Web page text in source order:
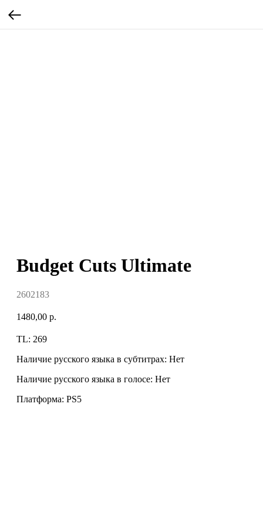
Budget Cuts Ultimate
2602183
1480,00 р.
TL: 269
Наличие русского языка в субтитрах: Нет
Наличие русского языка в голосе: Нет
Платформа: PS5